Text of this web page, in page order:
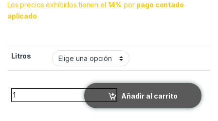
Los precios exhibidos tienen el 14% por pago contado
aplicado
Litros
AGUA OXIGENADA quantity
Añadir al carrito